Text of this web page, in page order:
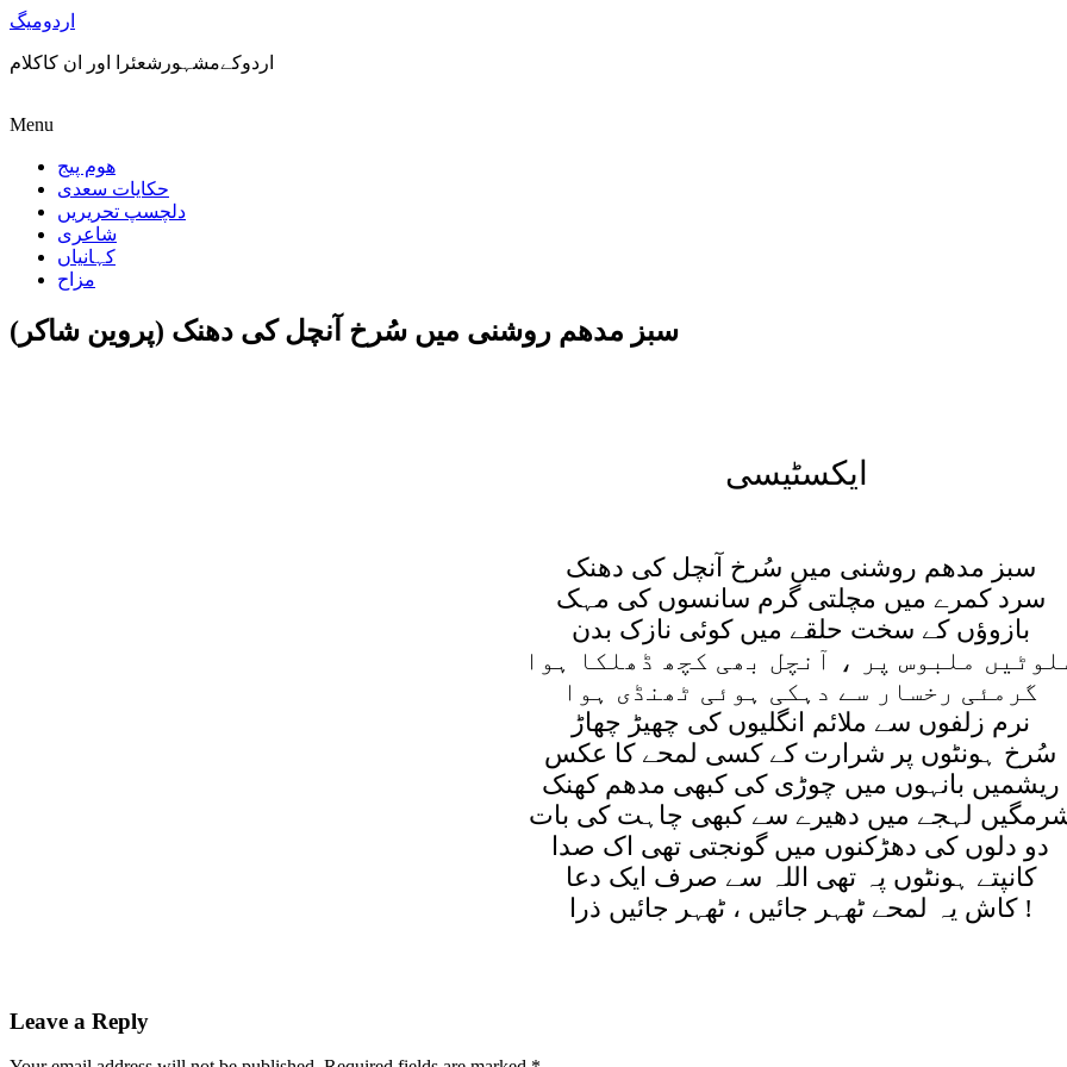
اردومیگ
اردوکےمشہورشعئرا اور ان کاکلام
Menu
ھوم پیج
حکایات سعدی
دلچسپ تحریریں
شاعری
کہانیاں
مزاح
سبز مدھم روشنی میں سُرخ آنچل کی دھنک (پروین شاکر)
سبز مدھم روشنی میں سُرخ آنچل کی دھنک
سرد کمرے میں مچلتی گرم سانسوں کی مہک
بازوؤں کے سخت حلقے میں کوئی نازک بدن
ملبوس پر ، آنچل بھی کچھ ڈھلکا ہوا
گرمئی رخسار سے دہکی ہوئی ٹھنڈی ہوا
نرم زلفوں سے ملائم انگلیوں کی چھیڑ چھاڑ
سُرخ ہونٹوں پر شرارت کے کسی لمحے کا عکس
ریشمیں بانہوں میں چوڑی کی کبھی مدھم کھنک
لہجے میں دھیرے سے کبھی چاہت کی بات
دو دلوں کی دھڑکنوں میں گونجتی تھی اک صدا
کانپتے ہونٹوں پہ تھی اللہ سے صرف ایک دعا
کاش یہ لمحے ٹھہر جائیں ، ٹھہر جائیں ذرا !
Leave a Reply